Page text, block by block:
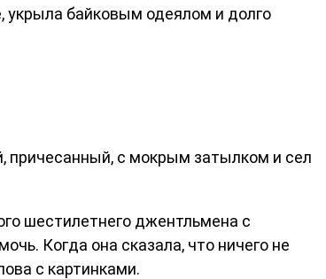
укрыла байковым одеялом и долго
причесанный, с мокрым затылком и сел
шестилетнего джентльмена с
Когда она сказала, что ничего не
с картинками.